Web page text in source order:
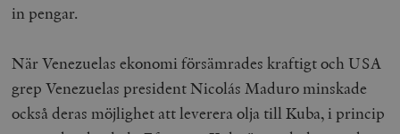
in pengar.
När Venezuelas ekonomi försämrades kraftigt och USA
grep Venezuelas president Nicolás Maduro minskade
också deras möjlighet att leverera olja till Kuba, i princip